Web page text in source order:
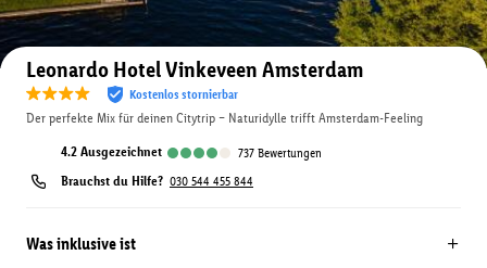
Auf der Karte anzeigen
Leonardo Hotel Vinkeveen Amsterdam
Kostenlos stornierbar
Der perfekte Mix für deinen Citytrip – Naturidylle trifft Amsterdam-Feeling
4.2 ausgezeichnet 737 Bewertungen
Brauchst du Hilfe? 030 544 455 844
Was inklusive ist